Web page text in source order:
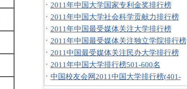
· 2011年中国大学国家专利金奖排行榜
· 2011年中国大学社会科学贡献力排行榜
· 2011年中国最受媒体关注大学排行榜
· 2011年中国最受媒体关注独立学院排行榜
· 2011中国最受媒体关注民办大学排行榜
· 2011年中国大学排行榜501-600名
· 中国校友会网2011中国大学排行榜(401-